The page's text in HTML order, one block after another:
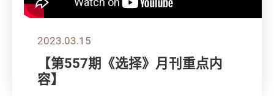
2023.03.15
【第557期《选择》月刊重点内
容】